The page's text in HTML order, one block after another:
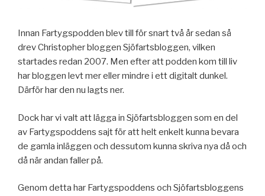
Innan Fartygspodden blev till för snart två år sedan så
drev Christopher bloggen Sjöfartsbloggen, vilken
startades redan 2007. Men efter att podden kom till liv
har bloggen levt mer eller mindre i ett digitalt dunkel.
Därför har den nu lagts ner.
Dock har vi valt att lägga in Sjöfartsbloggen som en del
av Fartygspoddens sajt för att helt enkelt kunna bevara
de gamla inläggen och dessutom kunna skriva nya då och
då när andan faller på.
Genom detta har Fartygspoddens och Sjöfartsbloggens